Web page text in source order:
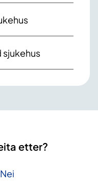
etter?
Nei